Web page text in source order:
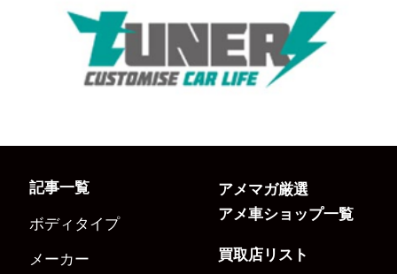
記事一覧
ボディタイプ
メーカー
アメマガ厳選
アメ車ショップ一覧
買取店リスト